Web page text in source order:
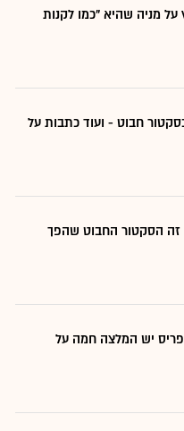
מניה שהיא "כמו לקנות
חבוט - ועוד כתבות על
הסקטור החבוט שהפך
יש המלצה חמה על